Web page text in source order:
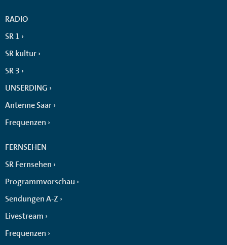
RADIO
SR 1
SR kultur
SR 3
UNSERDING
Antenne Saar
Frequenzen
FERNSEHEN
SR Fernsehen
Programmvorschau
Sendungen A-Z
Livestream
Frequenzen